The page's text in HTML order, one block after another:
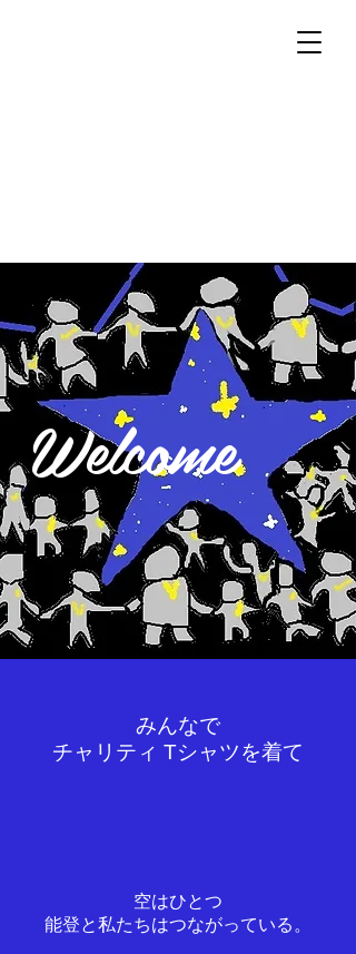
Welcome
みんなで
チャリティ Tシャツを着て
空はひとつ
能登と私たちはつながっている。